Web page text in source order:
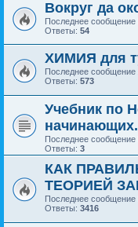
Вокруг да
Последнее сообщение
Ответы: 54
ХИМИЯ для
Последнее сообщение
Ответы: 573
Учебник по
начинающих.
Последнее сообщение
Ответы: 3
КАК
ТЕОРИЕЙ
Последнее сообщение
Ответы: 3416